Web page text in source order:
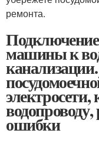
ремонта.
машины к
ошибки